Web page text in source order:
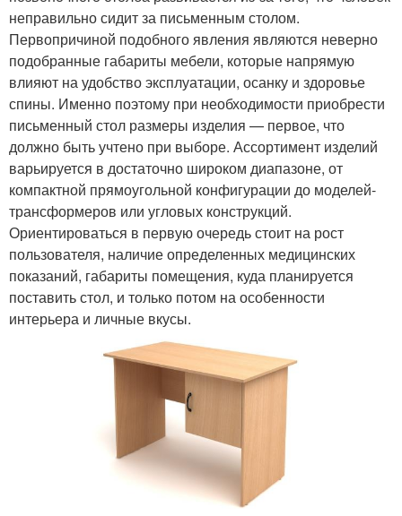
неправильно сидит за письменным столом.
Первопричиной подобного явления являются неверно
подобранные габариты мебели, которые напрямую
влияют на удобство эксплуатации, осанку и здоровье
спины. Именно поэтому при необходимости приобрести
письменный стол размеры изделия — первое, что
должно быть учтено при выборе. Ассортимент изделий
варьируется в достаточно широком диапазоне, от
компактной прямоугольной конфигурации до моделей-
трансформеров или угловых конструкций.
Ориентироваться в первую очередь стоит на рост
пользователя, наличие определенных медицинских
показаний, габариты помещения, куда планируется
поставить стол, и только потом на особенности
интерьера и личные вкусы.